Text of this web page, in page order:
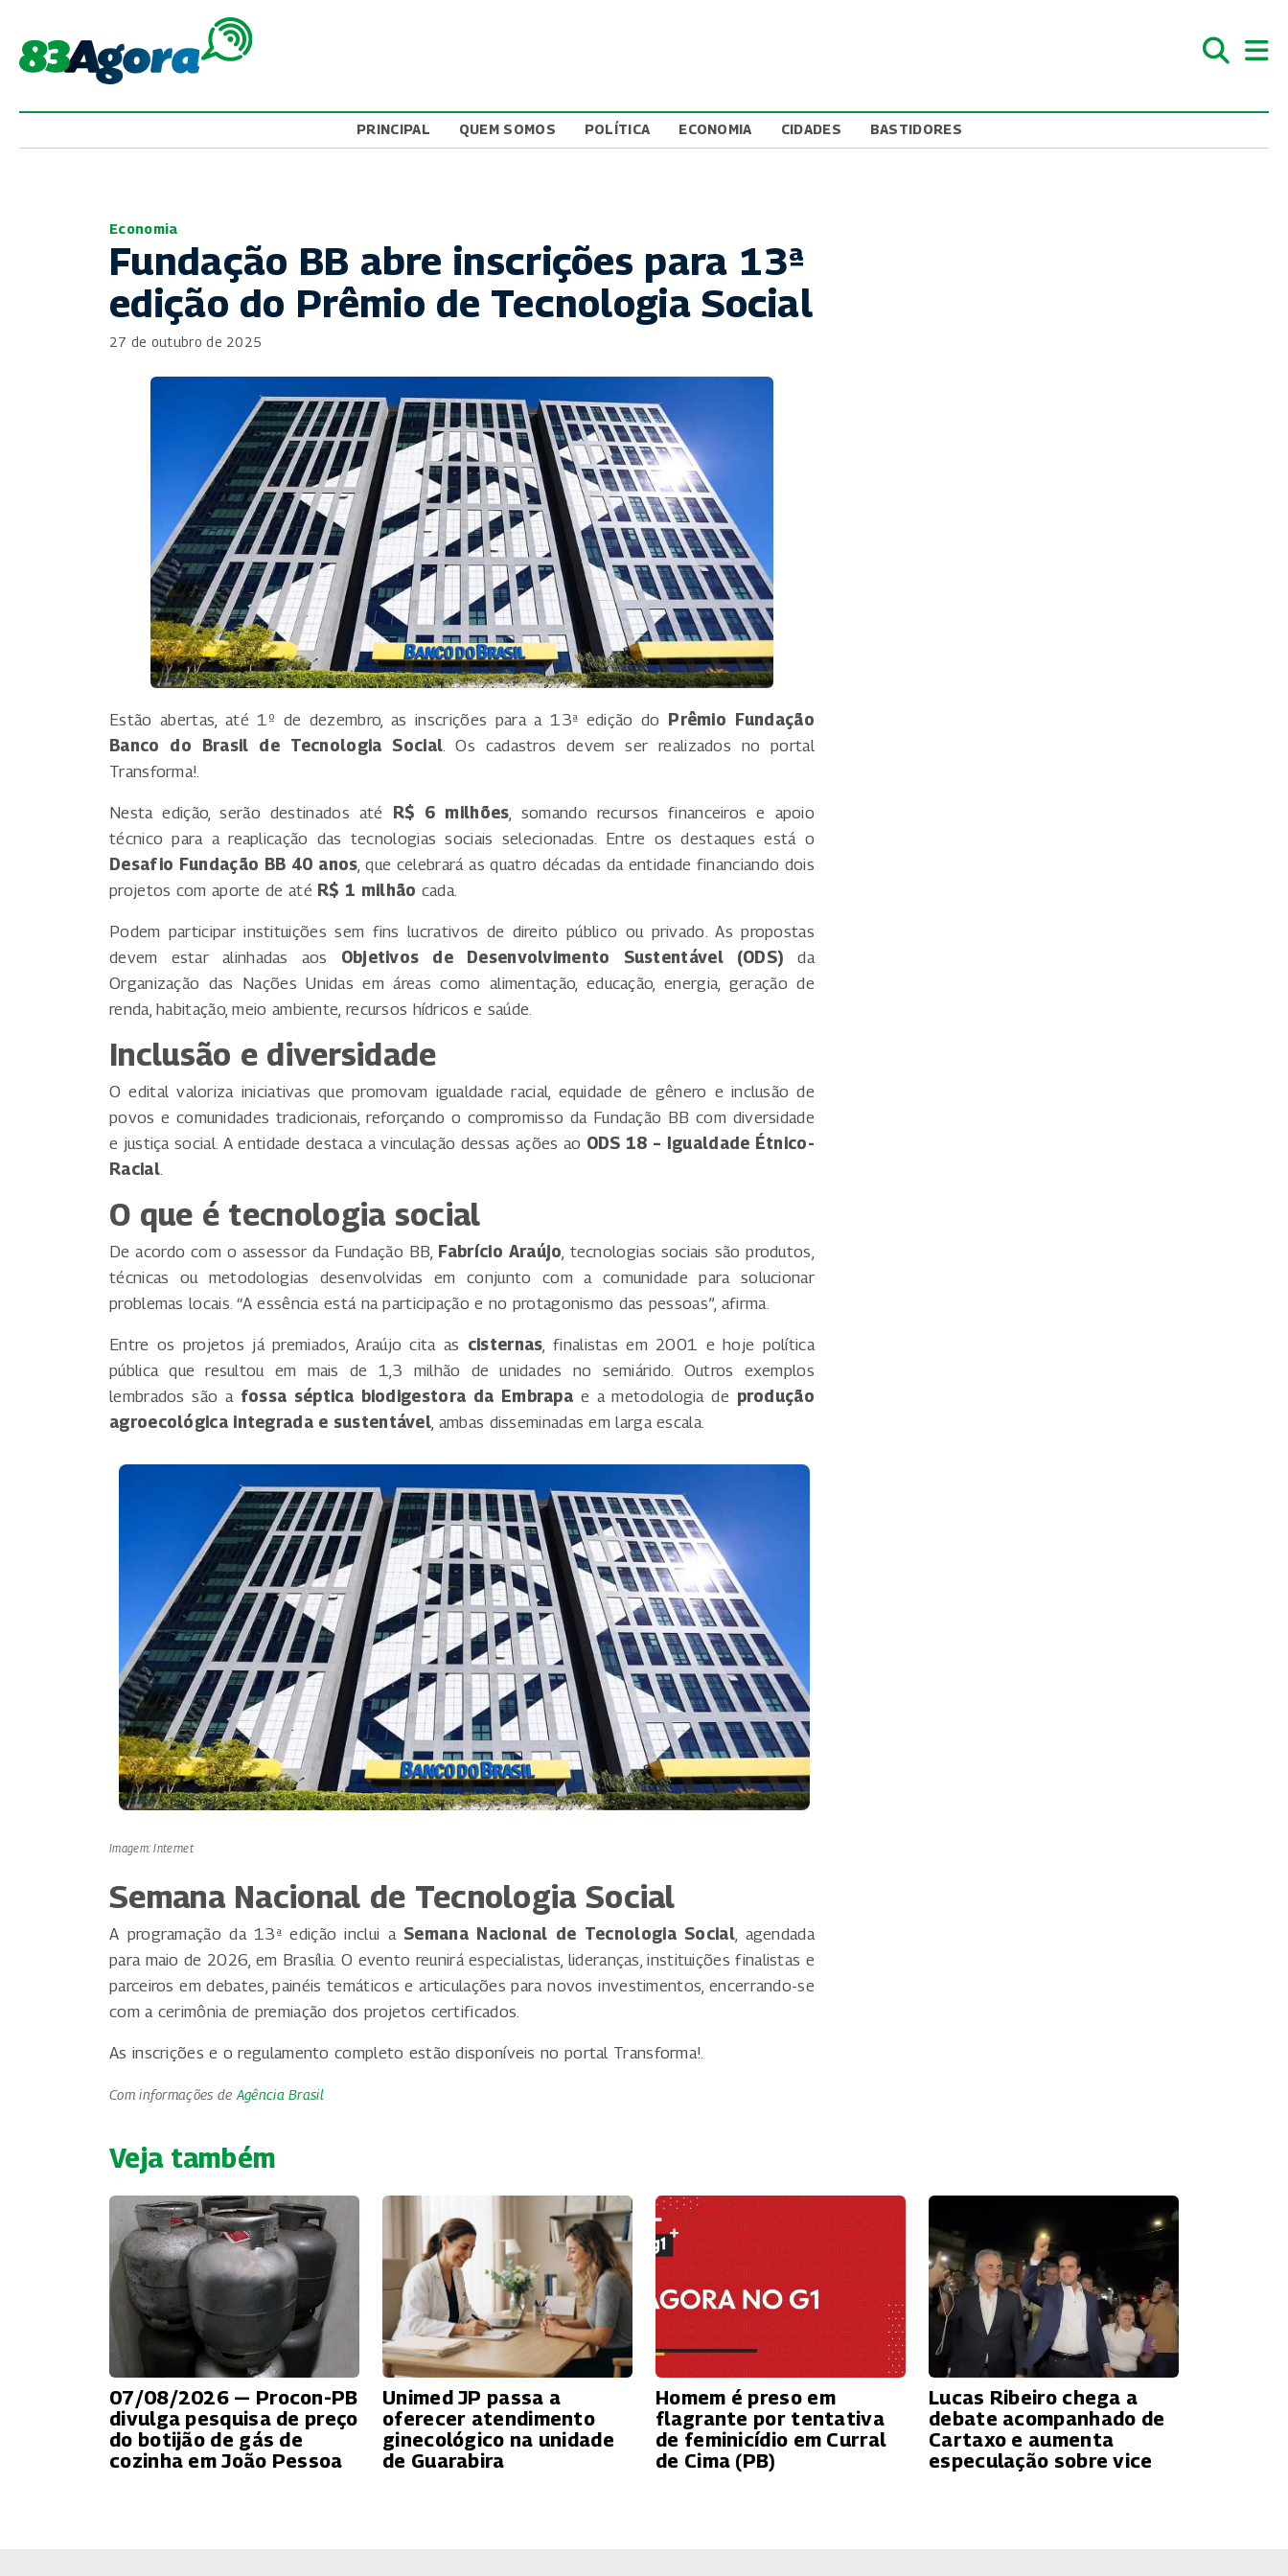
PRINCIPAL QUEM SOMOS POLÍTICA ECONOMIA CIDADES BASTIDORES
Economia
Fundação BB abre inscrições para 13ª
edição do Prêmio de Tecnologia Social
27 de outubro de 2025
Estão abertas, até 1º de dezembro, as inscrições para a 13ª edição do
Prêmio Fundação
Banco do Brasil de Tecnologia Social. Os cadastros devem ser realizados no portal
Transforma!.
Nesta edição, serão destinados até R$ 6 milhões, somando recursos financeiros e apoio
técnico para a reaplicação das tecnologias sociais selecionadas. Entre os destaques está o
Desafio Fundação BB 40 anos, que celebrará as quatro décadas da entidade financiando dois
projetos com aporte de até R$ 1 milhão cada.
Podem participar instituições sem fins lucrativos de direito público ou privado. As propostas
devem estar alinhadas aos Objetivos de Desenvolvimento Sustentável (ODS) da
Organização das Nações Unidas em áreas como alimentação, educação, energia, geração de
renda, habitação, meio ambiente, recursos hídricos e saúde.
Inclusão e diversidade
O edital valoriza iniciativas que promovam igualdade racial, equidade de gênero e inclusão de
povos e comunidades tradicionais, reforçando o compromisso da Fundação BB com diversidade
e justiça social. A entidade destaca a vinculação dessas ações ao ODS 18 – Igualdade Étnico-
Racial.
O que é tecnologia social
De acordo com o assessor da Fundação BB, Fabrício Araújo, tecnologias sociais são produtos,
técnicas ou metodologias desenvolvidas em conjunto com a comunidade para solucionar
problemas locais. “A essência está na participação e no protagonismo das pessoas”, afirma.
Entre os projetos já premiados, Araújo cita as cisternas, finalistas em 2001 e hoje política
pública que resultou em mais de 1,3 milhão de unidades no semiárido. Outros exemplos
lembrados são a fossa séptica biodigestora da Embrapa e a metodologia de produção
agroecológica integrada e sustentável, ambas disseminadas em larga escala.
Imagem: Internet
Semana Nacional de Tecnologia Social
A programação da 13ª edição inclui aSemana Nacional de Tecnologia Social, agendada
para maio de 2026, em Brasília. O evento reunirá especialistas, lideranças, instituições finalistas e
parceiros em debates, painéis temáticos e articulações para novos investimentos, encerrando-se
com a cerimônia de premiação dos projetos certificados.
As inscrições e o regulamento completo estão disponíveis no portal Transforma!.
Com informações de Agência Brasil
Veja também
07/08/2026 — Procon-PB
divulga pesquisa de preço
do botijão de gás de
cozinha em João Pessoa
Unimed JP passa a
oferecer atendimento
ginecológico na unidade
de Guarabira
Homem é preso em
flagrante por tentativa
de feminicídio em Curral
de Cima (PB)
Lucas Ribeiro chega a
debate acompanhado de
Cartaxo e aumenta
especulação sobre vice